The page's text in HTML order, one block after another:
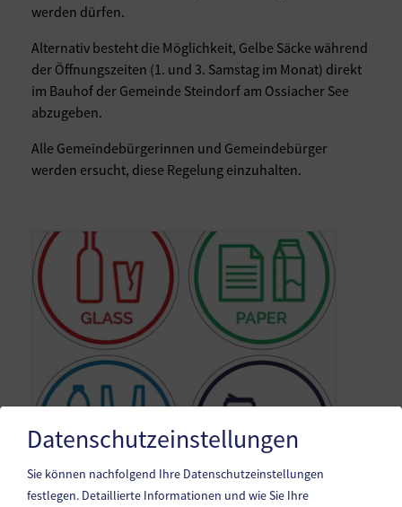
werden dürfen.
Alternativ besteht die Möglichkeit, Gelbe Säcke während
der Öffnungszeiten (1. und 3. Samstag im Monat) direkt
im Bauhof der Gemeinde Steindorf am Ossiacher See
abzugeben.
Alle Gemeindebürgerinnen und Gemeindebürger
werden ersucht, diese Regelung einzuhalten.
Datenschutzeinstellungen
Sie können nachfolgend Ihre Datenschutzeinstellungen
festlegen. Detaillierte Informationen und wie Sie Ihre